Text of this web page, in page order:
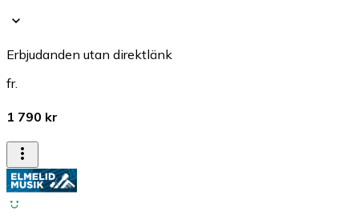
Erbjudanden utan direktlänk
fr.
1 790 kr